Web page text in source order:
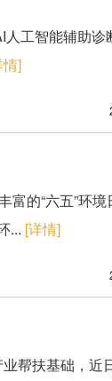
工智能辅助诊
情]
的“六五”环
... [详情]
帮扶基础，近